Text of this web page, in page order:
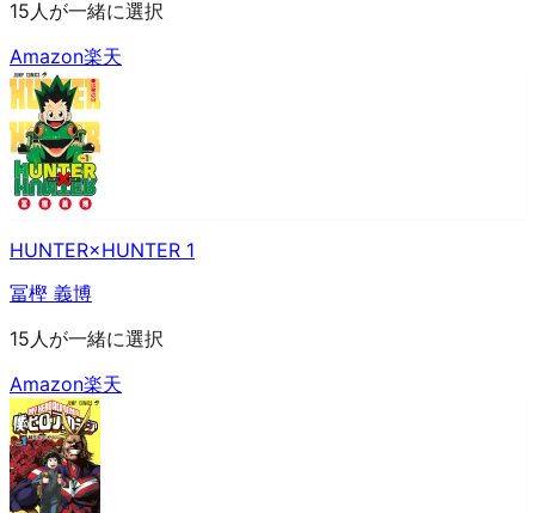
15人が一緒に選択
Amazon楽天
HUNTER×HUNTER 1
冨樫 義博
15人が一緒に選択
Amazon楽天